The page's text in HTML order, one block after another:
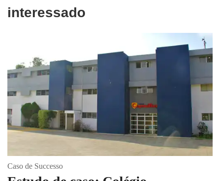
interessado
Caso de Successo